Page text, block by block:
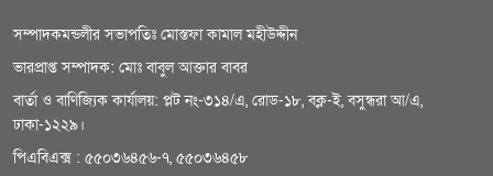
সম্পাদকমন্ডলীর সভাপতিঃ মোস্তফা কামাল মহীউদ্দীন
ভারপ্রাপ্ত সম্পাদক: মোঃ বাবুল আক্তার বাবর
বার্তা ও বাণিজ্যিক কার্যালয়: প্লট নং-৩১৪/এ, রোড-১৮, বক্ল-ই, বসুন্ধরা আ/এ,
ঢাকা-১২২৯।
পিএবিএক্স : ৫৫০৩৬৪৫৬-৭, ৫৫০৩৬৪৫৮